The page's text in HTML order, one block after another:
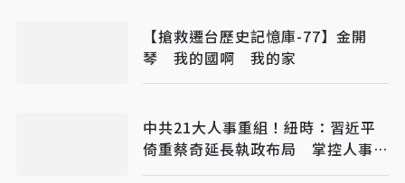
【搶救遷台歷史記憶庫-77】金開
琴 我的國啊 我的家
中共21大人事重組！紐時：習近平
倚重蔡奇延長執政布局 掌控人事與
忠誠審查機制